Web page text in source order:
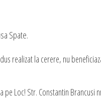
Spate.
realizat la cerere, nu
Loc! Str. Constantin